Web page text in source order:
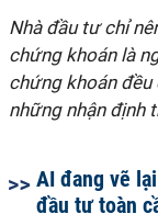
Nhà đầu tư chỉ
chứng khoán là
chứng khoán
những nhận định
AI đang vẽ
đầu tư toàn